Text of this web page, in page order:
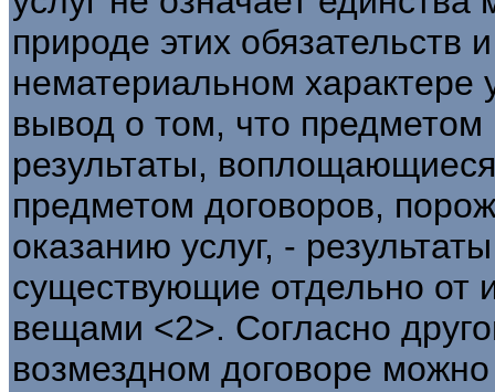
природе этих
нематериальном
вывод о том, что
результаты,
предметом договоров,
оказанию услуг, -
существующие отдельно от
вещами <2>. Согласно
возмездном договоре можно